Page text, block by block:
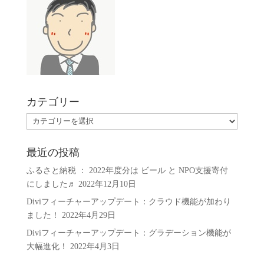
カテゴリー
カ
ゴ
リ
ー
最近の投稿
ふるさと納税 ： 2022年度分は ビール と NPO支援寄付
にしました♬ 2022年12月10日
Diviフィーチャーアップデート：クラウド機能が加わり
ました！
2022年4月29日
Diviフィーチャーアップデート：グラデーション機能が
大幅進化！
2022年4月3日